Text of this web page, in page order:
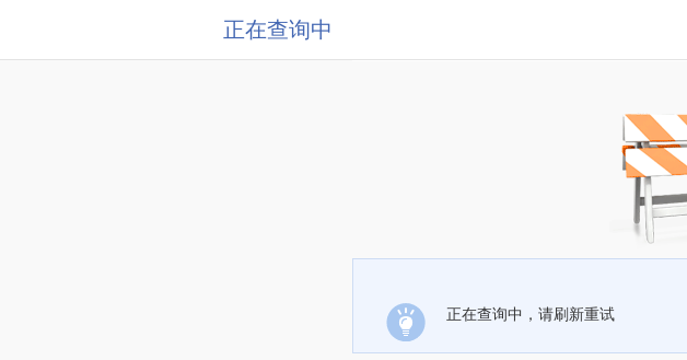
正在查询中
正在查询中，请刷新重试